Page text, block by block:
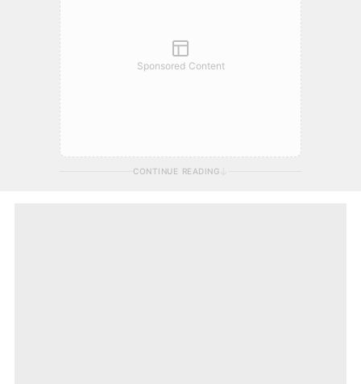
Sponsored Content
CONTINUE READING